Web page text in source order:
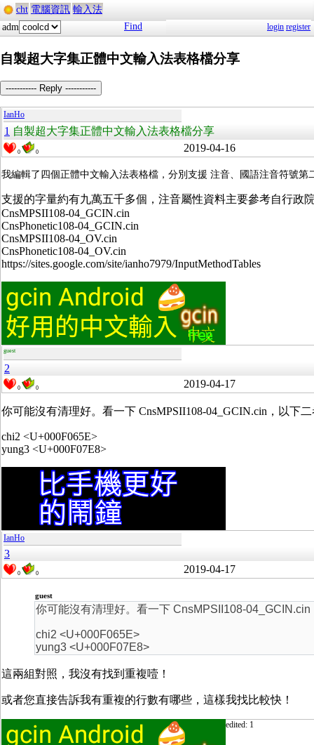
cht 電腦資訊 輸入法
adm
Find login register
自製超大字集正體中文輸入法表格檔分享
----------- Reply -----------
IanHo
1 自製超大字集正體中文輸入法表格檔分享
0 0 2019-04-16
我編輯了四個正體中文輸入法表格檔，分別支援 注音、國語注音符號
支援的字量約有九萬五千多個，注音屬性資料主要參考自行政
CnsMPSII108-04_GCIN.cin
CnsPhonetic108-04_GCIN.cin
CnsMPSII108-04_OV.cin
CnsPhonetic108-04_OV.cin
https://sites.google.com/site/ianho7979/InputMethodTables
guest
2
0 0 2019-04-17
你可能沒有清理好。看一下 CnsMPSII108-04_GCIN.cin，以下
chi2 <U+000F065E>
yung3 <U+000F07E8>
IanHo
3
0 0 2019-04-17
guest
你可能沒有清理好。看一下 CnsMPSII108-
chi2 <U+000F065E>
yung3 <U+000F07E8>
這兩組對照，我沒有找到重複噎！
或者您直接告訴我有重複的行數有哪些，這樣我找比較快！
edited: 1